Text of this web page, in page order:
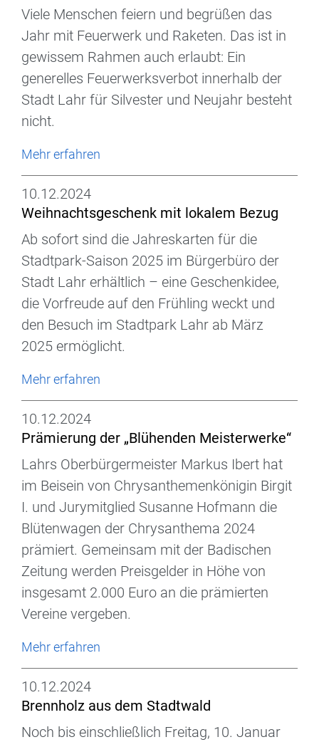
Viele Menschen feiern und begrüßen das
Jahr mit Feuerwerk und Raketen. Das ist in
gewissem Rahmen auch erlaubt: Ein
generelles Feuerwerksverbot innerhalb der
Stadt Lahr für Silvester und Neujahr besteht
nicht.
Mehr erfahren
10.12.2024
Weihnachtsgeschenk mit lokalem Bezug
Ab sofort sind die Jahreskarten für die
Stadtpark-Saison 2025 im Bürgerbüro der
Stadt Lahr erhältlich – eine Geschenkidee,
die Vorfreude auf den Frühling weckt und
den Besuch im Stadtpark Lahr ab März
2025 ermöglicht.
Mehr erfahren
10.12.2024
Prämierung der „Blühenden Meisterwerke“
Lahrs Oberbürgermeister Markus Ibert hat
im Beisein von Chrysanthemenkönigin Birgit
I. und Jurymitglied Susanne Hofmann die
Blütenwagen der Chrysanthema 2024
prämiert. Gemeinsam mit der Badischen
Zeitung werden Preisgelder in Höhe von
insgesamt 2.000 Euro an die prämierten
Vereine vergeben.
Mehr erfahren
10.12.2024
Brennholz aus dem Stadtwald
Noch bis einschließlich Freitag, 10. Januar